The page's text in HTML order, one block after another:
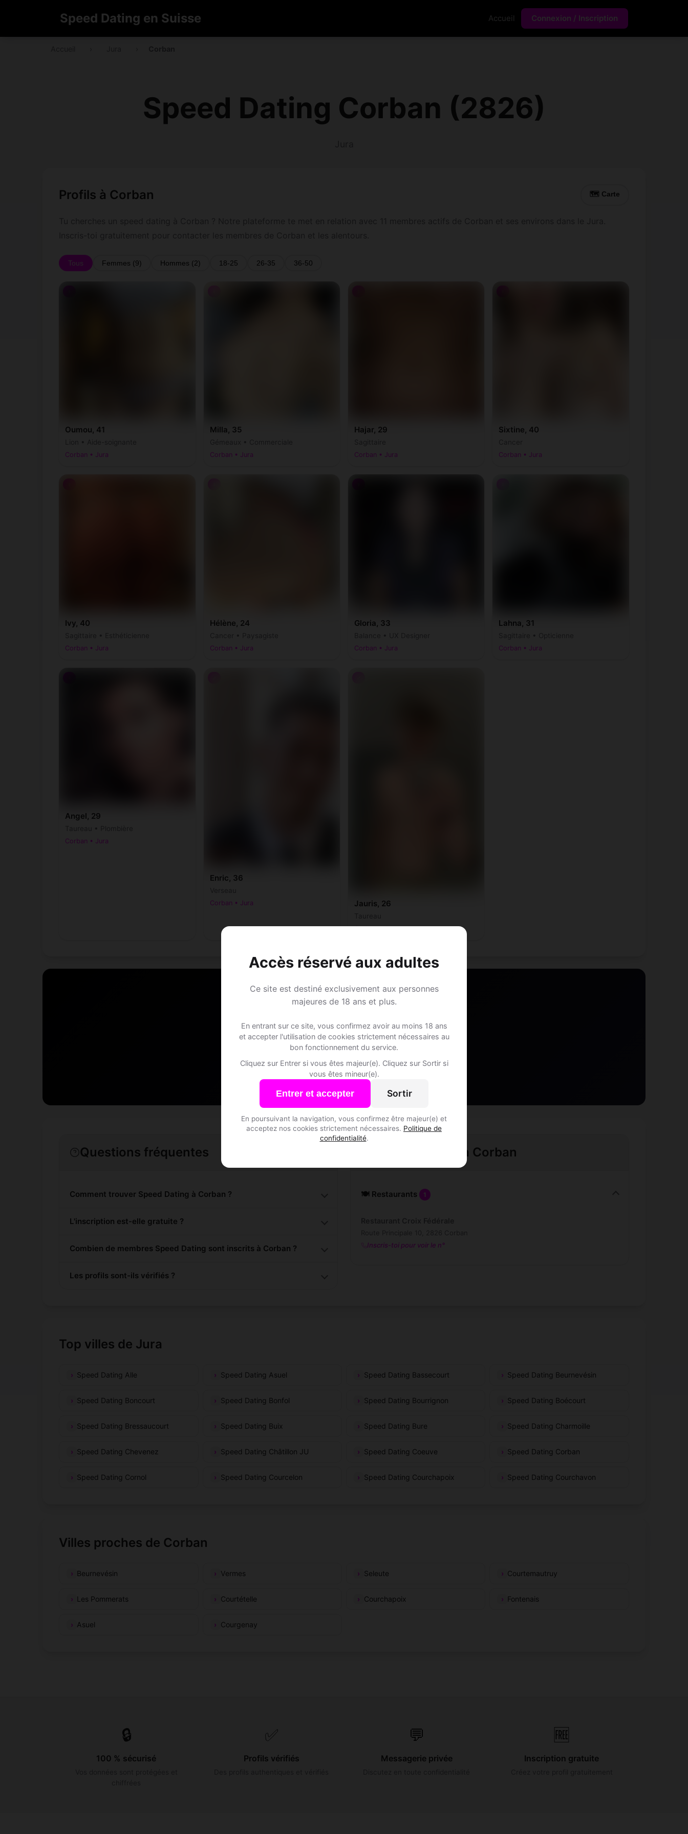
Accès réservé aux adultes
Ce site est destiné exclusivement aux personnes
majeures de 18 ans et plus.
En entrant sur ce site, vous confirmez avoir au moins 18 ans
et accepter l'utilisation de cookies strictement nécessaires au
bon fonctionnement du service.
Cliquez sur Entrer si vous êtes majeur(e). Cliquez sur Sortir si
vous êtes mineur(e).
Entrer et accepter Sortir
En poursuivant la navigation, vous confirmez être majeur(e) et
acceptez nos cookies strictement nécessaires. Politique de
confidentialité.
Speed Dating en Suisse Accueil Connexion / Inscription
Speed Dating Corban (2826)
Profils à Corban 🗺 Carte
Tous Femmes (9) Hommes (2) 18-25 26-35 36-50
Oumou, 41
Corban • Jura
Milla, 35
Corban • Jura
Hajar, 29
Corban • Jura
Sixtine, 40
Corban • Jura
Ivy, 40
Corban • Jura
Hélène, 24
Corban • Jura
Gloria, 33
Corban • Jura
Lahna, 31
Corban • Jura
Angel, 29
Corban • Jura
Enric, 36
Corban • Jura Jauris, 26
Corban • Jura
Speed Dating à Corban
Rejoins les membres de Corban et des alentours !
S'inscrire gratuitement
Questions fréquentes
Comment trouver Speed Dating à Corban ?
L'inscription est-elle gratuite ?
Combien de membres Speed Dating sont inscrits à Corban ?
Les profils sont-ils vérifiés ?
Lieux de sortie à Corban
🍽️ Restaurants 1
Inscris-toi pour voir le n°
Top villes de Jura
Speed Dating Alle Speed Dating Asuel Speed Dating Bassecourt Speed Dating Beurnevésin
Speed Dating Boncourt Speed Dating Bonfol Speed Dating Bourrignon Speed Dating Boécourt
Speed Dating Bressaucourt Speed Dating Buix Speed Dating Bure Speed Dating Charmoille
Speed Dating Chevenez Speed Dating Châtillon JU Speed Dating Coeuve Speed Dating Corban
Speed Dating Cornol Speed Dating Courcelon Speed Dating Courchapoix Speed Dating Courchavon
Villes proches de Corban
Beurnevésin Vermes Seleute Courtemautruy
Les Pommerats Courtételle Courchapoix Fontenais
Asuel Courgenay
🔒
100 % sécurisé
✅
Profils vérifiés
💬
Messagerie privée
🆓
Inscription gratuite